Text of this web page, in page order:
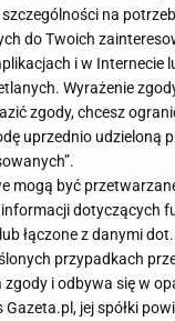
na
do Twoich
i w Internecie
Wyrażenie
zgody, chcesz
uprzednio udzieloną
mogą być
informacji dotyczących
łączone z danymi
przypadkach
i odbywa się w
jej spółki